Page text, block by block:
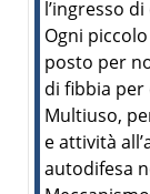
l’ingresso
Ogni
posto per
di fibbia per
Multiuso,
e attività
autodifesa